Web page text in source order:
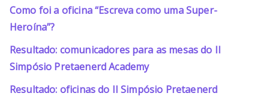
Como foi a oficina “Escreva como uma Super-
Heroína”?
Resultado: comunicadores para as mesas do II
Simpósio Pretaenerd Academy
Resultado: oficinas do II Simpósio Pretaenerd